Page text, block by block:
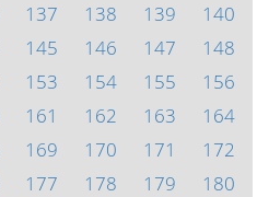
137 138 139
140
145 146 147
148
153 154 155
156
161 162 163
164
169 170 171
172
177 178 179
180